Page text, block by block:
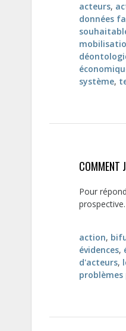
acteurs,
données
système,
COMMENT
Pour
action,
évidences,
d'acteurs,
problèmes